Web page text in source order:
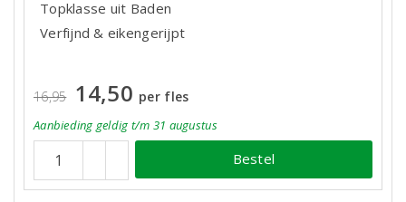
Topklasse uit Baden
Verfijnd & eikengerijpt
16,95 14,50 per fles
Aanbieding geldig t/m 31 augustus
Bestel